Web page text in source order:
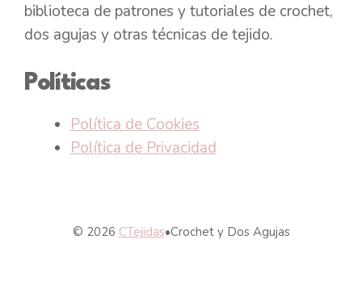
biblioteca de patrones y tutoriales de crochet,
dos agujas y otras técnicas de tejido.
Políticas
Política de Cookies
Política de Privacidad
© 2026 CTejidas•Crochet y Dos Agujas